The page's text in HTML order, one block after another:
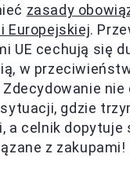
zasady
Europejskiej.
UE cechują się
w
nie
gdzie
a celnik dopytuje
z zakupami!